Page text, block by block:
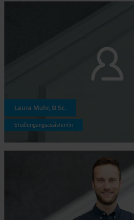
Laura Muhr, B.Sc.
Studiengangsassistentin